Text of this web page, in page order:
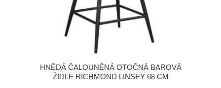
HNĚDÁ ČALOUNĚNÁ OTOČNÁ BAROVÁ
ŽIDLE RICHMOND LINSEY 68 CM